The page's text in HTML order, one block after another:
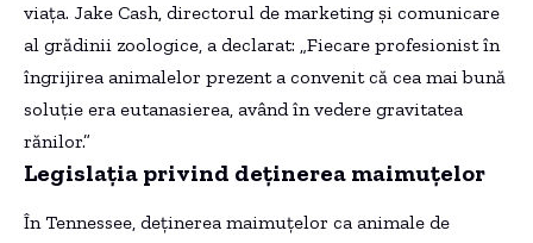
viața. Jake Cash, directorul de marketing și comunicare
al grădinii zoologice, a declarat: „Fiecare profesionist în
îngrijirea animalelor prezent a convenit că cea mai bună
soluție era eutanasierea, având în vedere gravitatea
rănilor.”
Legislația privind deținerea maimuțelor
În Tennessee, deținerea maimuțelor ca animale de